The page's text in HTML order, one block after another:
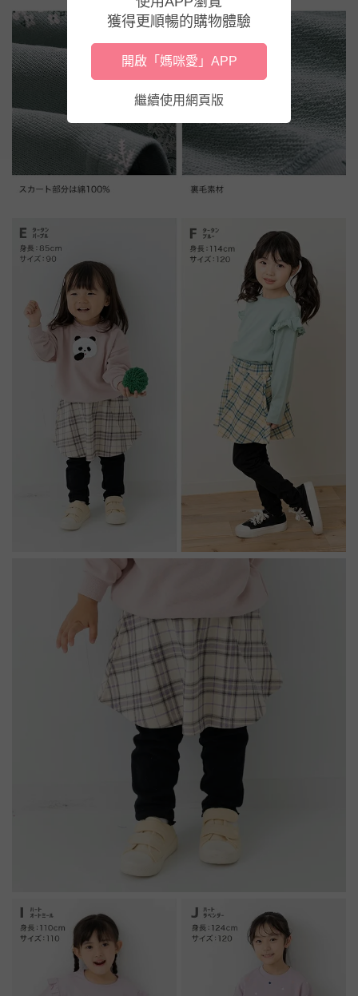
獲得更順暢的購物體驗
開啟「媽咪愛」APP
繼續使用網頁版